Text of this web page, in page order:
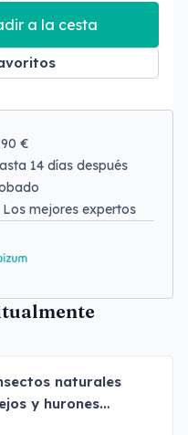
a la cesta
€
14 días después
Los mejores expertos
naturales
y hurones